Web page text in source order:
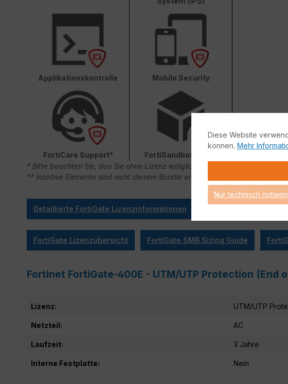
Applikationskontrolle Mobile Security
FortiCare Support* FortiSandbox Cloud
* Bitte beachten Sie, das Sie ohne Lizenz lediglich 90 Tage von FortiCare
** Inaktive Elemente sind nicht diesem Bundle enthalten.
Detaillierte FortiGate Lizenzinformationen
FortiGate Lizenzübersicht FortiGate SMB Sizing Guide
Fortinet FortiGate-400E - UTM/UTP Protection (End
Lizenz: UTM/UTP
Netzteil: AC
Laufzeit: 3 Jahre
Interne Festplatte: Nein
Diese Website
können. Mehr
Nur technisch